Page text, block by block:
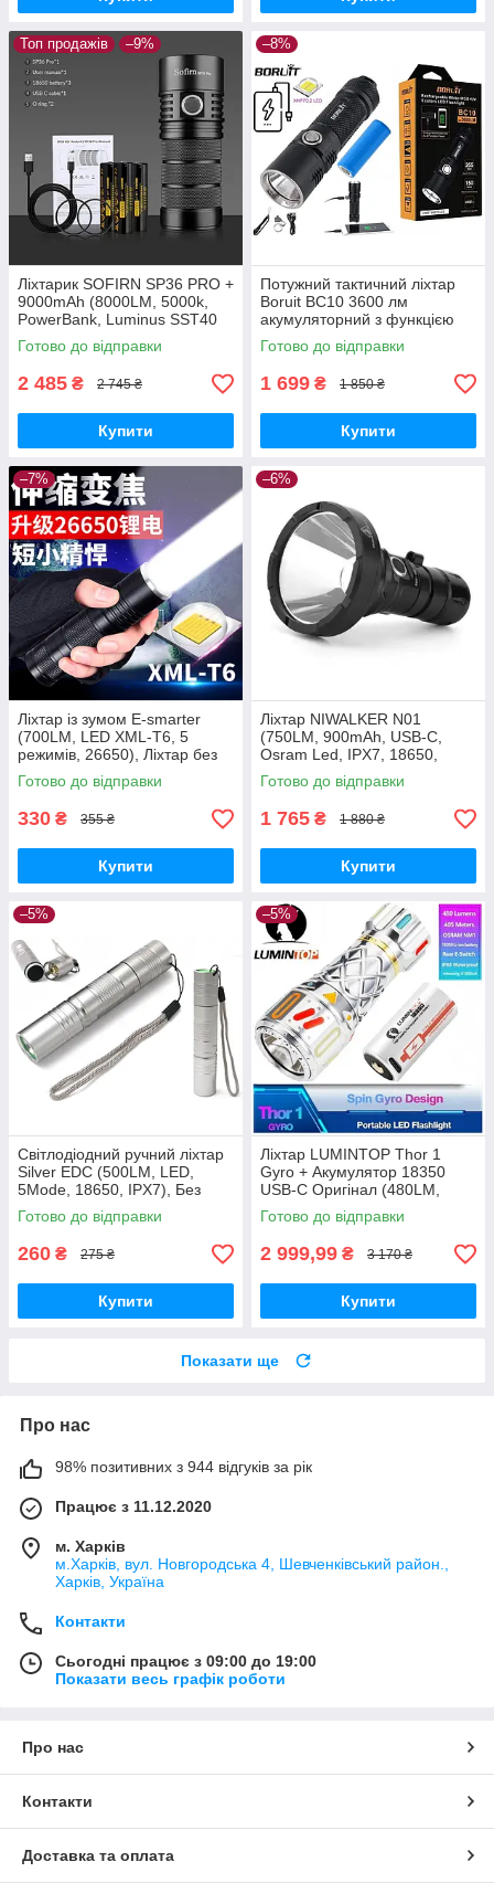
Топ продажів –9%
Ліхтарик SOFIRN SP36 PRO +
9000mAh (8000LM, 5000k,
PowerBank, Luminus SST40
x4, USB-C, IPX8, 18650 x3)
Готово до відправки
2 485 ₴ 2 745 ₴
Купити
–8%
Потужний тактичний ліхтар
Boruit BC10 3600 лм
акумуляторний з функцією
PowerBank (Cree XHP70.2)
Готово до відправки
1 699 ₴ 1 850 ₴
Купити
–7%
Ліхтар із зумом E-smarter
(700LM, LED XML-T6, 5
режимів, 26650), Ліхтар без
батареї
Готово до відправки
330 ₴ 355 ₴
Купити
–6%
Ліхтар NIWALKER N01
(750LM, 900mAh, USB-C,
Osram Led, IPX7, 18650,
18350, 650 метрів)
Готово до відправки
1 765 ₴ 1 880 ₴
Купити
–5%
Світлодіодний ручний ліхтар
Silver EDC (500LM, LED,
5Mode, 18650, IPX7), Без
батареї
Готово до відправки
260 ₴ 275 ₴
Купити
–5%
Ліхтар LUMINTOP Thor 1
Gyro + Акумулятор 18350
USB-C Оригінал (480LM,
Osram NM1, IP68, 405 метрів,
IPX8)
Готово до відправки
2 999,99 ₴ 3 170 ₴
Купити
Показати ще
Про нас
98% позитивних з 944 відгуків за рік
Працює з 11.12.2020
м. Харків
м.Харків, вул. Новгородська 4, Шевченківський район.,
Харків, Україна
Контакти
Сьогодні працює з 09:00 до 19:00
Показати весь графік роботи
Про нас
Контакти
Доставка та оплата